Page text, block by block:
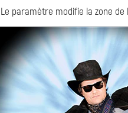
Le paramètre modifie la zone de